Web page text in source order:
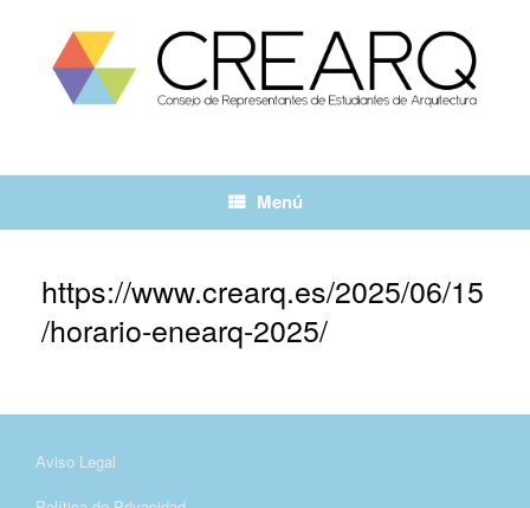
contenido
Menú
https://www.crearq.es/2025/06/15
/horario-enearq-2025/
Aviso Legal